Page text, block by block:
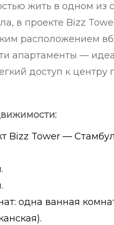
жить в одном из
в проекте Bizz
расположением
апартаменты —
доступ к центру
Bizz Tower —
одна ванная